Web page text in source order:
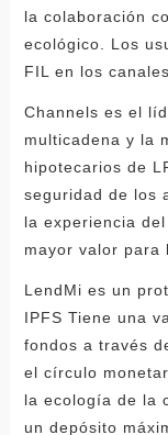
la colaboración
ecológico. Los
FIL en los
Channels es el
multicadena y la
hipotecarios de
seguridad de los
la experiencia
mayor valor para
LendMi es un
IPFS Tiene una
fondos a través
el círculo
la ecología de la
un depósito